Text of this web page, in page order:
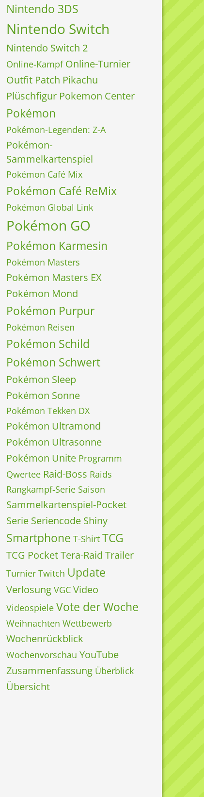
Nintendo 3DS
Nintendo Switch
Nintendo Switch 2
Online-Kampf Online-Turnier
Outfit Patch Pikachu
Plüschfigur Pokemon Center
Pokémon
Pokémon-Legenden: Z-A
Pokémon-
Sammelkartenspiel
Pokémon Café Mix
Pokémon Café ReMix
Pokémon Global Link
Pokémon GO
Pokémon Karmesin
Pokémon Masters
Pokémon Masters EX
Pokémon Mond
Pokémon Purpur
Pokémon Reisen
Pokémon Schild
Pokémon Schwert
Pokémon Sleep
Pokémon Sonne
Pokémon Tekken DX
Pokémon Ultramond
Pokémon Ultrasonne
Pokémon Unite Programm
Qwertee Raid-Boss Raids
Rangkampf-Serie Saison
Sammelkartenspiel-Pocket
Serie Seriencode Shiny
Smartphone T-Shirt TCG
TCG PocketTera-Raid Trailer
Turnier Twitch Update
Verlosung VGC Video
Videospiele Vote der Woche
Weihnachten Wettbewerb
Wochenrückblick
Wochenvorschau YouTube
Zusammenfassung Überblick
Übersicht